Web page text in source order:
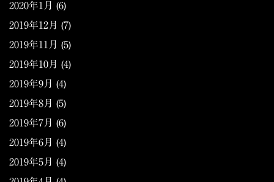
2020年1月 (6)
2019年12月 (7)
2019年11月 (5)
2019年10月 (4)
2019年9月 (4)
2019年8月 (5)
2019年7月 (6)
2019年6月 (4)
2019年5月 (4)